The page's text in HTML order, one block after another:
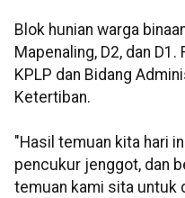
Blok hunian warga
Mapenaling, D2, dan
KPLP dan Bidang
Ketertiban.
"Hasil temuan kita hari
pencukur jenggot, dan
temuan kami sita untuk